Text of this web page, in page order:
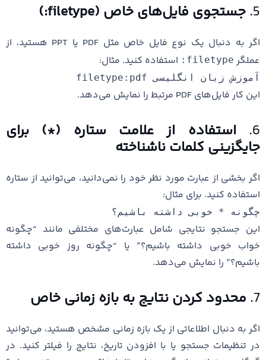
5. جستجوی فایل‌های خاص (filetype:)
اگر به دنبال یک نوع فایل خاص مثل PDF یا PPT هستید، از
عملگر filetype: استفاده کنید. مثال:
آموزش زبان انگلیسی filetype:pdf
این کار فایل‌های PDF مرتبط را نمایش می‌دهد.
6. استفاده از علامت ستاره (*) برای
جایگزینی کلمات ناشناخته
اگر بخشی از عبارت مورد نظر خود را نمی‌دانید، می‌توانید از ستاره
استفاده کنید. برای مثال:
چگونه * خوبی داشته باشیم؟
این جستجو نتایجی شامل عبارت‌های مختلفی مانند “چگونه
خواب خوبی داشته باشیم؟” یا “چگونه روز خوبی داشته
باشیم؟” را نمایش می‌دهد.
7. محدود کردن نتایج به بازه زمانی خاص
اگر به دنبال اطلاعاتی از یک بازه زمانی مشخص هستید، می‌توانید
در تنظیمات جستجو یا با افزودن تاریخ، نتایج را فیلتر کنید. در